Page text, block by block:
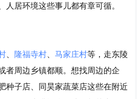
人居环境这些事儿都有章可循。
、隆福寺村、马家庄村等，走东陵
者周边乡镇都顺。想找周边的企
种子店、同昊家蔬菜店这些在附近